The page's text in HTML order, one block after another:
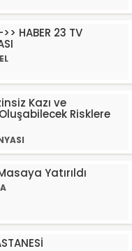
HABER 23 TV
Kazı ve
Risklere
Yatırıldı